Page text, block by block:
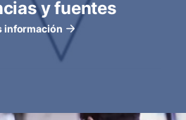
y fuentes
información